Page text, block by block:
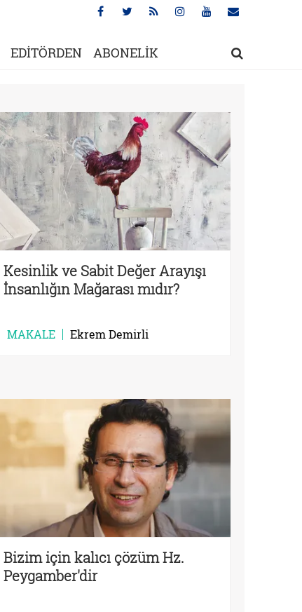
EDİTÖRDEN ABONELİK
Kesinlik ve Sabit Değer Arayışı
İnsanlığın Mağarası mıdır?
MAKALE Ekrem Demirli
Bizim için kalıcı çözüm Hz.
Peygamber'dir